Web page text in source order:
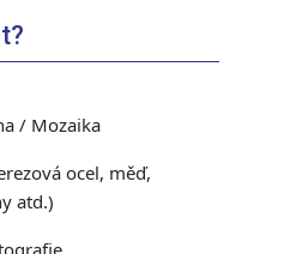
/ Mozaika
ocel, měď,
atd.)